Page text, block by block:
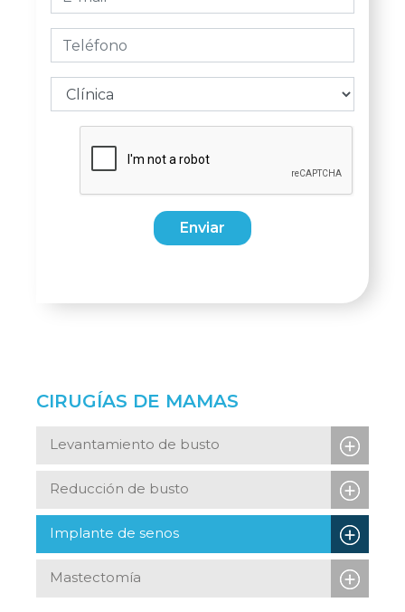
Enviar
CIRUGÍAS DE MAMAS
Levantamiento de busto
Reducción de busto
Implante de senos
Mastectomía